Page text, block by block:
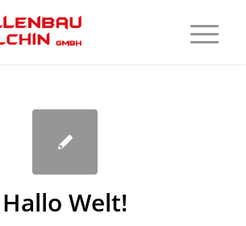
Hallo Welt!